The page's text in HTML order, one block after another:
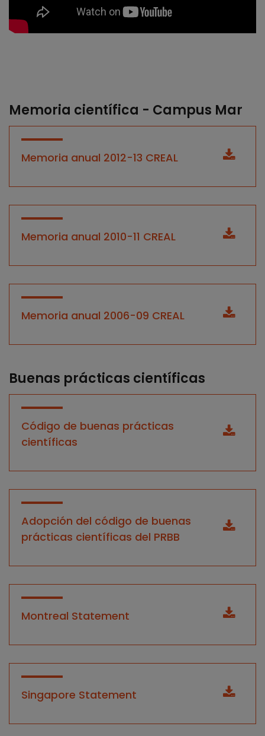
Memoria científica - Campus Mar
Memoria anual 2012-13 CREAL
Memoria anual 2010-11 CREAL
Memoria anual 2006-09 CREAL
Buenas prácticas científicas
Código de buenas prácticas
científicas
Adopción del código de buenas
prácticas científicas del PRBB
Montreal Statement
Singapore Statement